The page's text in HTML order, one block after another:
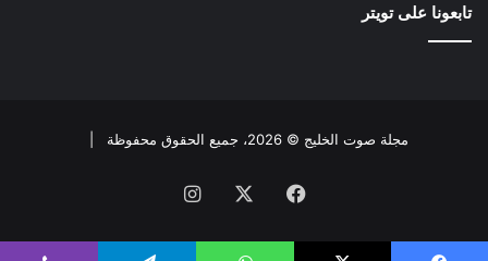
تابعونا على تويتر
مجلة صوت الخليج © 2026، جميع الحقوق محفوظة |
فيسبوك انستقرام